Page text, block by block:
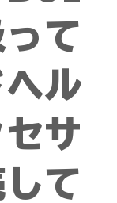
て
ル
サ
て